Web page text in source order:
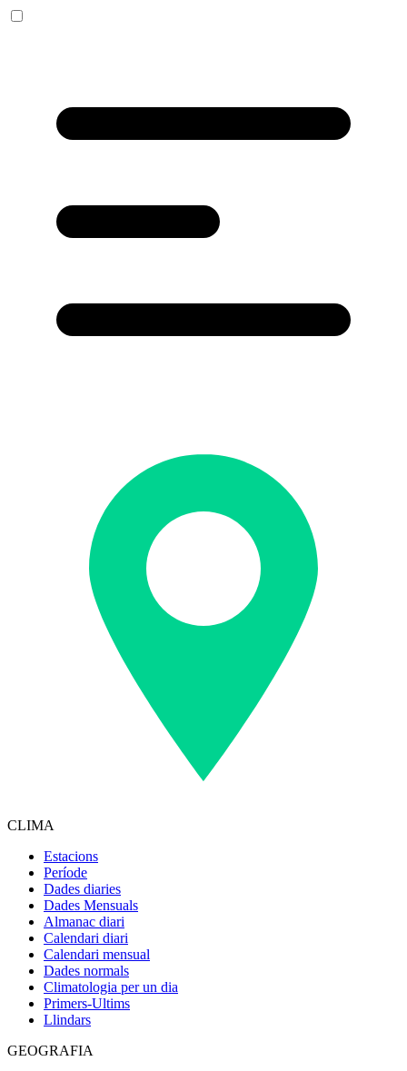
CLIMA
Estacions
Període
Dades diaries
Dades Mensuals
Almanac diari
Calendari diari
Calendari mensual
Dades normals
Climatologia per un dia
Primers-Ultims
Llindars
GEOGRAFIA